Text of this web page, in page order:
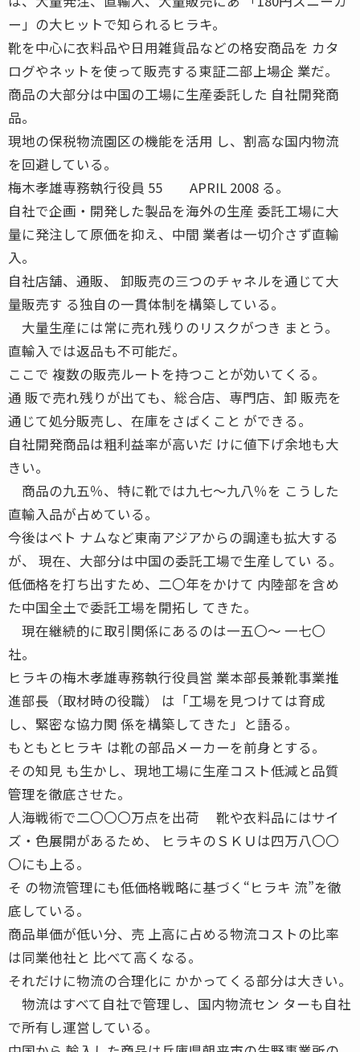
ー」の大ヒットで知られるヒラキ。
靴を中心に衣料品や日用雑貨品などの格安商品を カタ
ログやネットを使って販売する東証二部上場企 業だ。
商品の大部分は中国の工場に生産委託した 自社開発商
品。
現地の保税物流園区の機能を活用 し、割高な国内物流
を回避している。
梅木孝雄専務執行役員 55 APRIL 2008 る。
自社で企画・開発した製品を海外の生産 委託工場に大
量に発注して原価を抑え、中間 業者は一切介さず直輸
入。
自社店舗、通販、 卸販売の三つのチャネルを通じて大
量販売す る独自の一貫体制を構築している。
大量生産には常に売れ残りのリスクがつき まとう。
直輸入では返品も不可能だ。
ここで 複数の販売ルートを持つことが効いてくる。
通 販で売れ残りが出ても、総合店、専門店、卸 販売を
通じて処分販売し、在庫をさばくこと ができる。
自社開発商品は粗利益率が高いだ けに値下げ余地も大
きい。
商品の九五％、特に靴では九七〜九八％を こうした
直輸入品が占めている。
今後はベト ナムなど東南アジアからの調達も拡大する
が、 現在、大部分は中国の委託工場で生産してい る。
低価格を打ち出すため、二〇年をかけて 内陸部を含め
た中国全土で委託工場を開拓し てきた。
現在継続的に取引関係にあるのは一五〇〜 一七〇
社。
ヒラキの梅木孝雄専務執行役員営 業本部長兼靴事業推
進部長（取材時の役職） は「工場を見つけては育成
し、緊密な協力関 係を構築してきた」と語る。
もともとヒラキ は靴の部品メーカーを前身とする。
その知見 も生かし、現地工場に生産コスト低減と品質
管理を徹底させた。
人海戦術で二〇〇〇万点を出荷 靴や衣料品にはサイ
ズ・色展開があるため、 ヒラキのＳＫＵは四万八〇〇
〇にも上る。
そ の物流管理にも低価格戦略に基づく“ヒラキ 流”を徹
底している。
商品単価が低い分、売 上高に占める物流コストの比率
は同業他社と 比べて高くなる。
それだけに物流の合理化に かかってくる部分は大きい。
物流はすべて自社で管理し、国内物流セン ターも自社
で所有し運営している。